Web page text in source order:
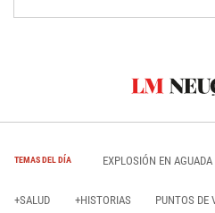
TEMAS DEL DÍA EXPLOSIÓN EN
+SALUD +HISTORIAS PUNTOS DE